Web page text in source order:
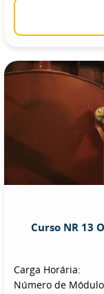
Curso NR 13
Carga Horária:
Número de